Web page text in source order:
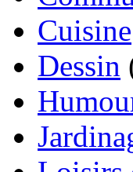
Cuisine
Dessin